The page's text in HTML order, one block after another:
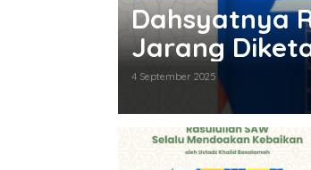
Dahsyatnya
Jarang
4 September 2025